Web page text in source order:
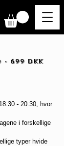
699 DKK
- 20:30, hvor
i forskellige
typer hvide